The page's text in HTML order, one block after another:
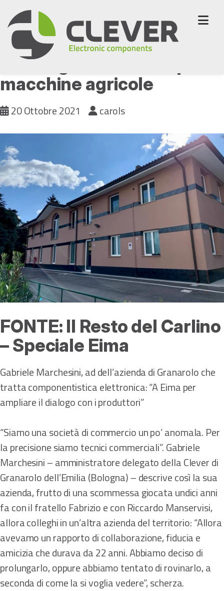
to
content
Clever guarda al comparto
macchine agricole
20 Ottobre 2021 carols
FONTE: Il Resto del Carlino
– Speciale Eima
Gabriele Marchesini, ad dell’azienda di Granarolo che
tratta componentistica elettronica: “A Eima per
ampliare il dialogo con i produttori”
“Siamo una società di commercio un po’ anomala. Per
la precisione siamo tecnici commerciali”. Gabriele
Marchesini – amministratore delegato della Clever di
Granarolo dell’Emilia (Bologna) – descrive così la sua
azienda, frutto di una scommessa giocata undici anni
fa con il fratello Fabrizio e con Riccardo Manservisi,
allora colleghi in un’altra azienda del territorio: “Allora
avevamo un rapporto di collaborazione, fiducia e
amicizia che durava da 22 anni. Abbiamo deciso di
prolungarlo, oppure abbiamo tentato di rovinarlo, a
seconda di come la si voglia vedere”, scherza.